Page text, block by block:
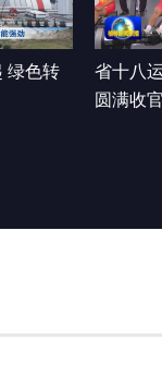
绿色转
省十八
圆满收